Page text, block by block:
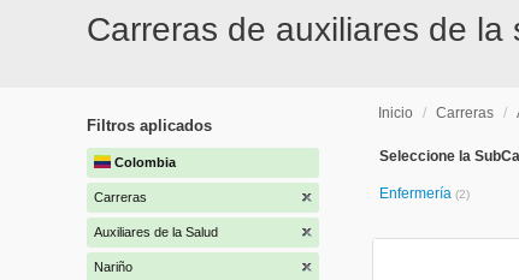
Carreras de auxiliares de la
Filtros aplicados
Colombia
Carreras
Auxiliares de la Salud
Nariño
Inicio / Carreras /
Seleccione la
Enfermería (2)